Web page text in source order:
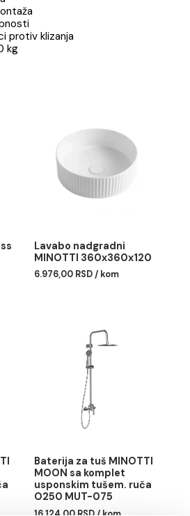
MINOTTI
protiv klizanja
kg
Lavabo nadgradni
MINOTTI 360x360x120
6.976,00 RSD / kom